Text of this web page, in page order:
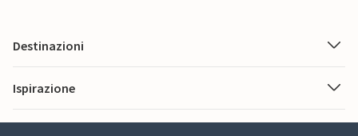
Destinazioni
Ispirazione